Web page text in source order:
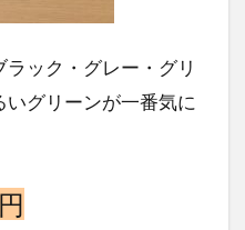
ック・グレー・グリ
グリーンが一番気に